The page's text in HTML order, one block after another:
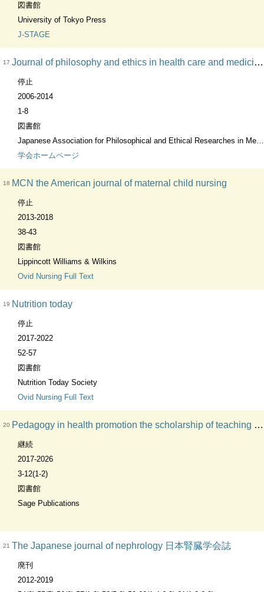
図書館
University of Tokyo Press
J-STAGE
17 Journal of philosophy and ethics in health care and medicine
停止
2006-2014
1-8
図書館
Japanese Association for Philosophical and Ethical Researches in Medicine
学会ホームページ
18 MCN the American journal of maternal child nursing
停止
2013-2018
38-43
図書館
Lippincott Williams & Wilkins
Ovid Nursing Full Text
19 Nutrition today
停止
2017-2022
52-57
図書館
Nutrition Today Society
Ovid Nursing Full Text
20 Pedagogy in health promotion the scholarship of teaching and learning
継続
2017-2026
3-12(1-2)
図書館
Sage Publications
21 The Japanese journal of nephrology 日本腎臓学会誌
廃刊
2012-2019